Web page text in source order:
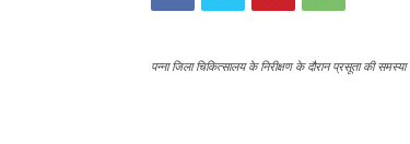
पन्ना जिला चिकित्सालय के निरीक्षण के दौरान प्रसूता की